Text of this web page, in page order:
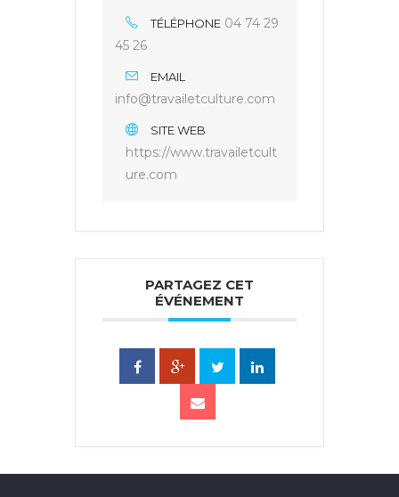
TÉLÉPHONE 04 74 29
45 26
EMAIL
info@travailetculture.com
SITE WEB
https://www.travailetcult
ure.com
PARTAGEZ CET
ÉVÉNEMENT